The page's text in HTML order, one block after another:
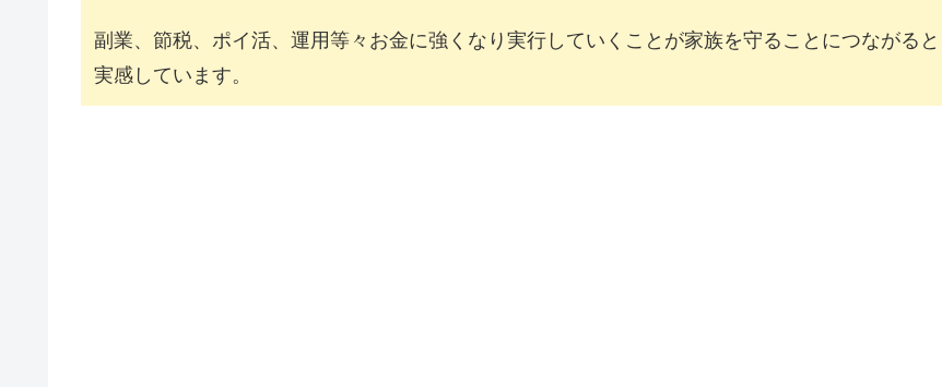
副業、節税、ポイ活、運用等々お金に強くなり実行していくことが家族を守ることにつながると
実感しています。